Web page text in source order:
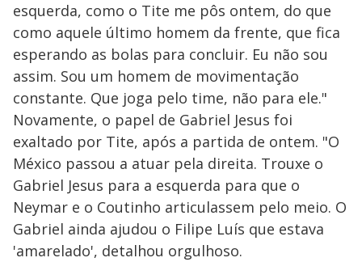
esquerda, como o Tite me pôs ontem, do que
como aquele último homem da frente, que fica
esperando as bolas para concluir. Eu não sou
assim. Sou um homem de movimentação
constante. Que joga pelo time, não para ele."
Novamente, o papel de Gabriel Jesus foi
exaltado por Tite, após a partida de ontem. "O
México passou a atuar pela direita. Trouxe o
Gabriel Jesus para a esquerda para que o
Neymar e o Coutinho articulassem pelo meio. O
Gabriel ainda ajudou o Filipe Luís que estava
'amarelado', detalhou orgulhoso.